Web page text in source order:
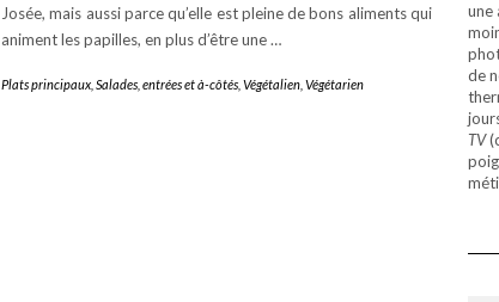
Josée, mais aussi parce qu’elle est pleine de bons aliments qui
animent les papilles, en plus d’être une …
Plats principaux Salades, entrées et à-côtés Végétalien Végétarien
une
de
TV